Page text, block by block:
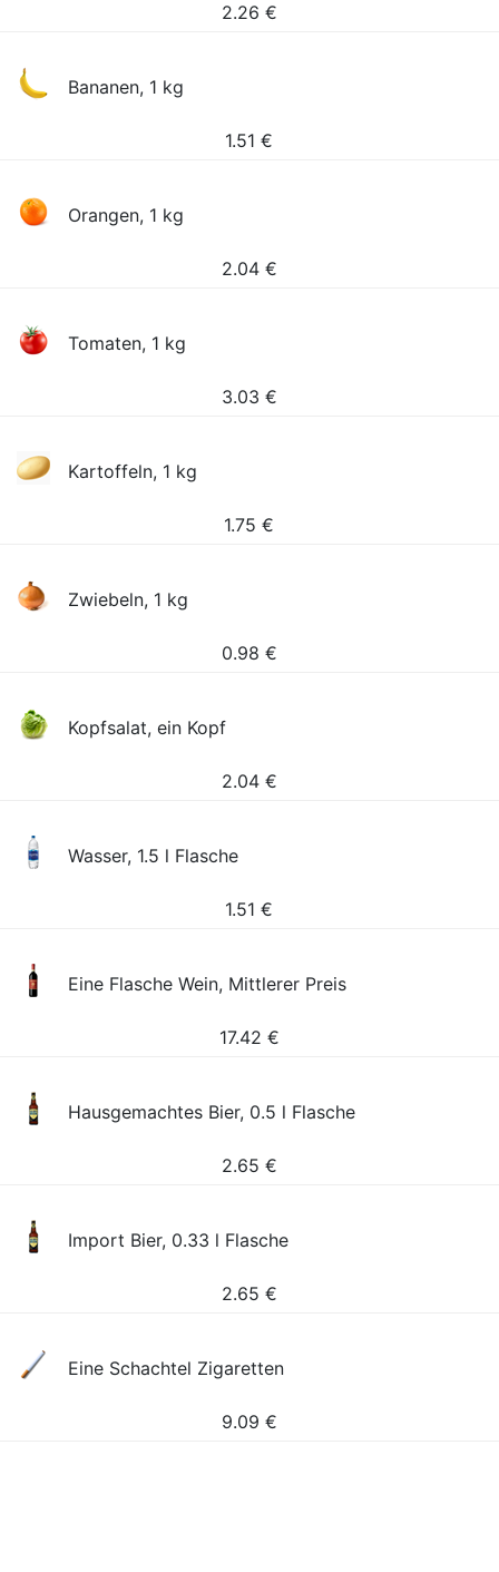
2.26 €
Bananen, 1 kg
1.51 €
Orangen, 1 kg
2.04 €
Tomaten, 1 kg
3.03 €
Kartoffeln, 1 kg
1.75 €
Zwiebeln, 1 kg
0.98 €
Kopfsalat, ein Kopf
2.04 €
Wasser, 1.5 l Flasche
1.51 €
Eine Flasche Wein, Mittlerer Preis
17.42 €
Hausgemachtes Bier, 0.5 l Flasche
2.65 €
Import Bier, 0.33 l Flasche
2.65 €
Eine Schachtel Zigaretten
9.09 €